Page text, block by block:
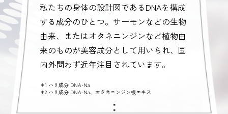
私たちの身体の設計図であるDNAを構成
する成分のひとつ。サーモンなどの生物
由来、またはオタネニンジンなど植物由
来のものが美容成分として用いられ、国
内外問わず近年注目されています。
＊1 ハリ成分 DNA-Na
＊2 ハリ成分 DNA-Na、オタネニンジン根エキス